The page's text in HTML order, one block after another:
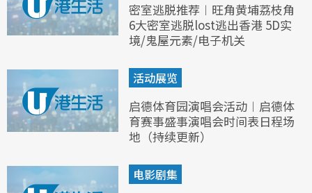
密室逃脱推荐︱旺角黄埔荔枝角
6大密室逃脱lost逃出香港 5D实
境/鬼屋元素/电子机关
活动展览
启德体育园演唱会活动︱启德体
育赛事盛事演唱会时间表日程场
地（持续更新）
电影剧集